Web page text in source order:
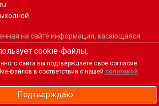
на сайте информация, касающаяся
наличия на складе,
носит информационный характер и
офертой, определяемой
437(2) Гражданского кодекса РФ
cookie-файлы.
сайта вы подтверждаете свое согласие
файлов в соответствии с нашей политикой
Подтверждаю